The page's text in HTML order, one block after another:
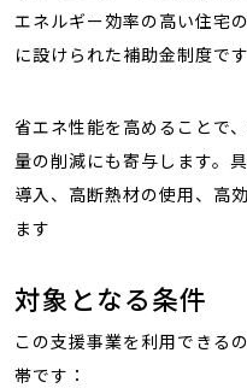
エネルギー効率の高い住宅
に設けられた補助金制度です
省エネ性能を高めることで
量の削減にも寄与します。
導入、高断熱材の使用、高
ます
対象となる条件
この支援事業を利用できる
帯です：